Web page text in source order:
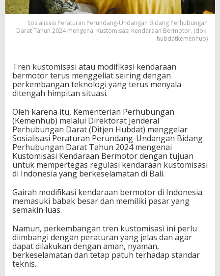
Sosialisasi Peraturan Perundang-Undangan Bidang Perhubungan
Darat Tahun 2024 mengenai Kustomisasi Kendaraan Bermotor. (dok.
hubdatkemenhub)
Tren kustomisasi atau modifikasi kendaraan
bermotor terus menggeliat seiring dengan
perkembangan teknologi yang terus menyala
ditengah himpitan situasi.
Oleh karena itu, Kementerian Perhubungan
(Kemenhub) melalui Direktorat Jenderal
Perhubungan Darat (Ditjen Hubdat) menggelar
Sosialisasi Peraturan Perundang-Undangan Bidang
Perhubungan Darat Tahun 2024 mengenai
Kustomisasi Kendaraan Bermotor dengan tujuan
untuk mempertegas regulasi kendaraan kustomisasi
di Indonesia yang berkeselamatan di Bali.
Gairah modifikasi kendaraan bermotor di Indonesia
memasuki babak besar dan memiliki pasar yang
semakin luas.
Namun, perkembangan tren kustomisasi ini perlu
diimbangi dengan peraturan yang jelas dan agar
dapat dilakukan dengan aman, nyaman,
berkeselamatan dan tetap patuh terhadap standar
teknis.